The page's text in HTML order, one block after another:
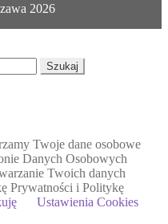
2026
Szukaj
Twoje dane osobowe
Danych Osobowych
Twoich danych
Prywatności i Politykę
Ustawienia Cookies